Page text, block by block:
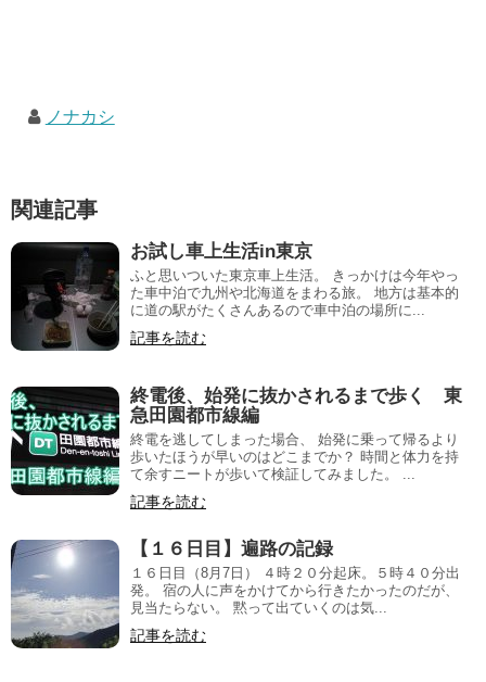
ノナカシ
関連記事
お試し車上生活in東京
ふと思いついた東京車上生活。 きっかけは今年やっ
た車中泊で九州や北海道をまわる旅。 地方は基本的
に道の駅がたくさんあるので車中泊の場所に...
記事を読む
終電後、始発に抜かされるまで歩く 東
急田園都市線編
終電を逃してしまった場合、 始発に乗って帰るより
歩いたほうが早いのはどこまでか？ 時間と体力を持
て余すニートが歩いて検証してみました。 ...
記事を読む
【１６日目】遍路の記録
１６日目（8月7日） ４時２０分起床。５時４０分出
発。 宿の人に声をかけてから行きたかったのだが、
見当たらない。 黙って出ていくのは気...
記事を読む